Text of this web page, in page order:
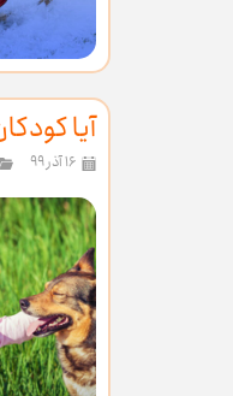
آیا
۱۶ آذر ۹۹